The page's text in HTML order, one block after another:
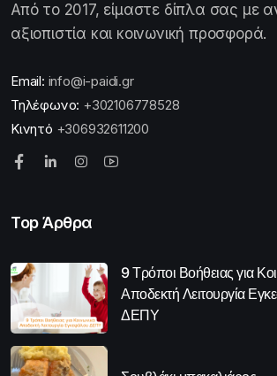
Από το 2017, είμαστε δίπλα σας με
αξιοπιστία και κοινωνική προσφορά.
Email: info@i-paidi.gr
Τηλέφωνο: +302106778528
Κινητό +306932611200
Top Άρθρα
9 Τρόποι Βοήθειας για
Αποδεκτή Λειτουργία
ΔΕΠΥ